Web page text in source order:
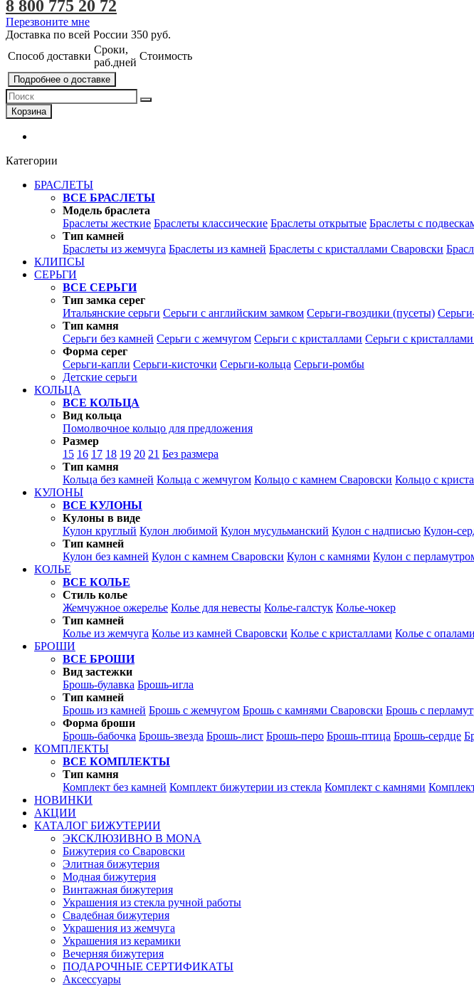
8 800 775 20 72
Перезвоните мне
Доставка по всей России 350 руб.
Способ доставки
Сроки,
раб.дней
Стоимость
Подробнее о доставке
Корзина
Категории
БРАСЛЕТЫ
ВСЕ БРАСЛЕТЫ
Модель браслета
Браслеты жесткие Браслеты классические Браслеты открытые Браслеты с
Тип камней
Браслеты из жемчуга Браслеты из камней Браслеты с кристаллами Сваровски
КЛИПСЫ
СЕРЬГИ
ВСЕ СЕРЬГИ
Тип замка серег
Итальянские серьги Серьги с английским замком Серьги-гвоздики (пусеты)
Тип камня
Серьги без камней Серьги с жемчугом Серьги с кристаллами Серьги с
Форма серег
Серьги-капли Серьги-кисточки Серьги-кольца Серьги-ромбы
Детские серьги
КОЛЬЦА
ВСЕ КОЛЬЦА
Вид кольца
Помолвочное кольцо для предложения
Размер
15 16 17 18 19 20 21 Без размера
Тип камня
Кольца без камней Кольца с жемчугом Кольцо с камнем Сваровски Кольцо с
КУЛОНЫ
ВСЕ КУЛОНЫ
Кулоны в виде
Кулон круглый Кулон любимой Кулон мусульманский Кулон с надписью Кулон-
Тип камней
Кулон без камней Кулон с камнем Сваровски Кулон с камнями Кулон с
КОЛЬЕ
ВСЕ КОЛЬЕ
Стиль колье
Жемчужное ожерелье Колье для невесты Колье-галстук Колье-чокер
Тип камней
Колье из жемчуга Колье из камней Сваровски Колье с кристаллами Колье с опалами
БРОШИ
ВСЕ БРОШИ
Вид застежки
Брошь-булавка Брошь-игла
Тип камней
Брошь из камней Брошь с жемчугом Брошь с камнями Сваровски Брошь с
Форма броши
Брошь-бабочка Брошь-звезда Брошь-лист Брошь-перо Брошь-птица Брошь-сердце
КОМПЛЕКТЫ
ВСЕ КОМПЛЕКТЫ
Тип камня
Комплект без камней Комплект бижутерии из стекла Комплект с камнями
НОВИНКИ
АКЦИИ
КАТАЛОГ БИЖУТЕРИИ
ЭКСКЛЮЗИВНО В MONA
Бижутерия со Сваровски
Элитная бижутерия
Модная бижутерия
Винтажная бижутерия
Украшения из стекла ручной работы
Свадебная бижутерия
Украшения из жемчуга
Украшения из керамики
Вечерняя бижутерия
ПОДАРОЧНЫЕ СЕРТИФИКАТЫ
Аксессуары